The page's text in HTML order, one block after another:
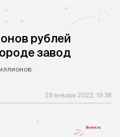
рублей
завод
28 января 2022, 19:38